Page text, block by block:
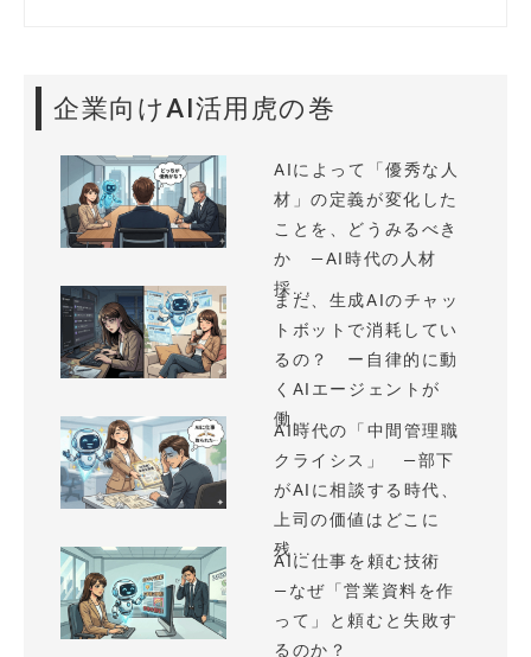
企業向けAI活用虎の巻
AIによって「優秀な人
材」の定義が変化した
ことを、どうみるべき
か —AI時代の人材
採...
まだ、生成AIのチャッ
トボットで消耗してい
るの？ ー自律的に動
くAIエージェントが
働...
AI時代の「中間管理職
クライシス」 —部下
がAIに相談する時代、
上司の価値はどこに
残...
AIに仕事を頼む技術
—なぜ「営業資料を作
って」と頼むと失敗す
るのか？